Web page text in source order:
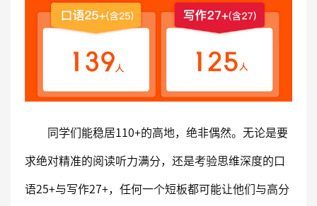
同学们能稳居110+的高地，绝非偶然。无论是要
求绝对精准的阅读听力满分，还是考验思维深度的口
语25+与写作27+，任何一个短板都可能让他们与高分